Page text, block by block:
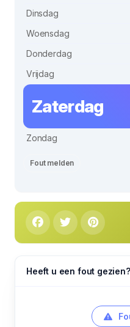
Dinsdag
Woensdag
Donderdag
Vrijdag
Zaterdag
Zondag
Fout melden
Heeft u een fout gezien?